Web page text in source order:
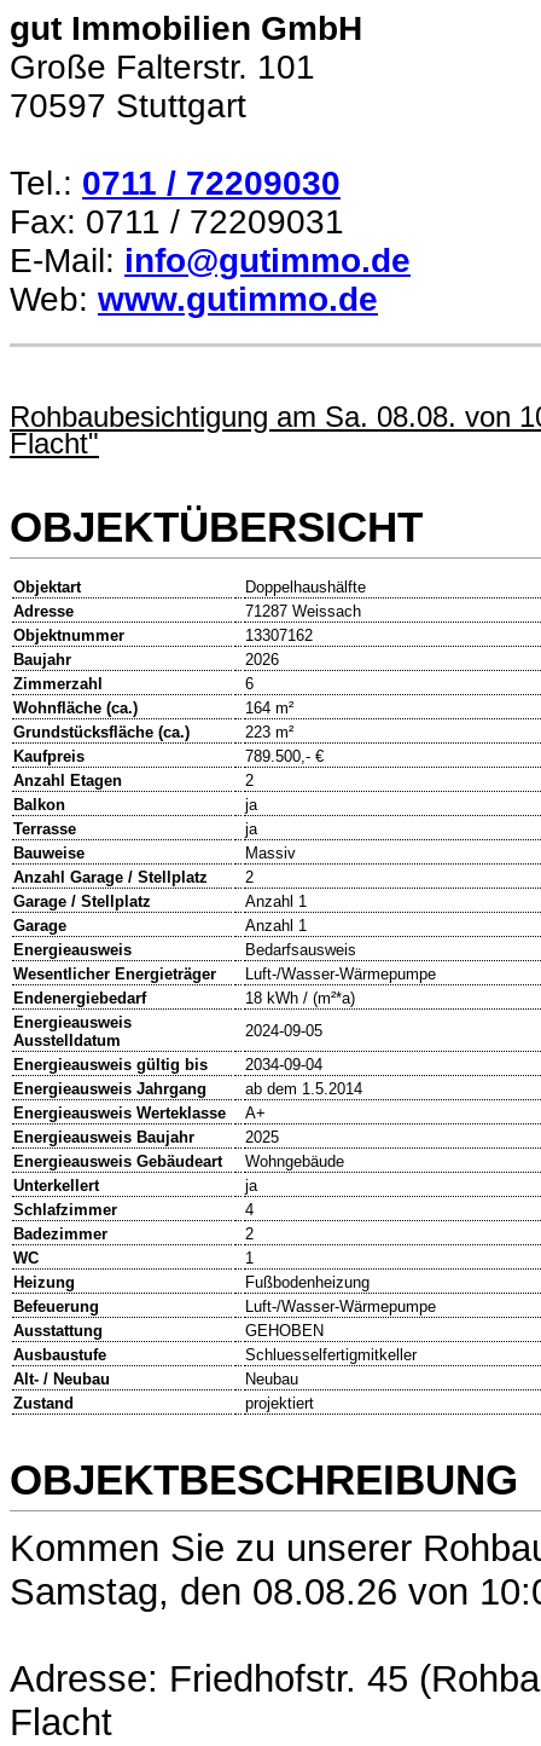
gut Immobilien GmbH
Große Falterstr. 101
70597 Stuttgart
Tel.: 0711 / 72209030
Fax: 0711 / 72209031
E-Mail: info@gutimmo.de
Web: www.gutimmo.de
Rohbaubesichtigung am Sa. 08.08. von
Flacht"
OBJEKTÜBERSICHT
Objektart
Doppelhaushälfte
Adresse
71287 Weissach
Objektnummer
13307162
Baujahr
2026
Zimmerzahl
6
Wohnfläche (ca.)
164 m²
Grundstücksfläche (ca.)
223 m²
Kaufpreis
789.500,- €
Anzahl Etagen
2
Balkon
ja
Terrasse
ja
Bauweise
Massiv
Anzahl Garage / Stellplatz
2
Garage / Stellplatz
Anzahl 1
Garage
Anzahl 1
Energieausweis
Bedarfsausweis
Wesentlicher Energieträger
Luft-/Wasser-Wärmepumpe
Endenergiebedarf
18 kWh / (m²*a)
Energieausweis
Ausstelldatum
2024-09-05
Energieausweis gültig bis
2034-09-04
Energieausweis Jahrgang
ab dem 1.5.2014
Energieausweis Werteklasse
A+
Energieausweis Baujahr
2025
Energieausweis Gebäudeart
Wohngebäude
Unterkellert
ja
Schlafzimmer
4
Badezimmer
2
WC
1
Heizung
Fußbodenheizung
Befeuerung
Luft-/Wasser-Wärmepumpe
Ausstattung
GEHOBEN
Ausbaustufe
Schluesselfertigmitkeller
Alt- / Neubau
Neubau
Zustand
projektiert
OBJEKTBESCHREIBUNG
Kommen Sie zu unserer
Samstag, den 08.08.26 von
Adresse: Friedhofstr. 45
Flacht